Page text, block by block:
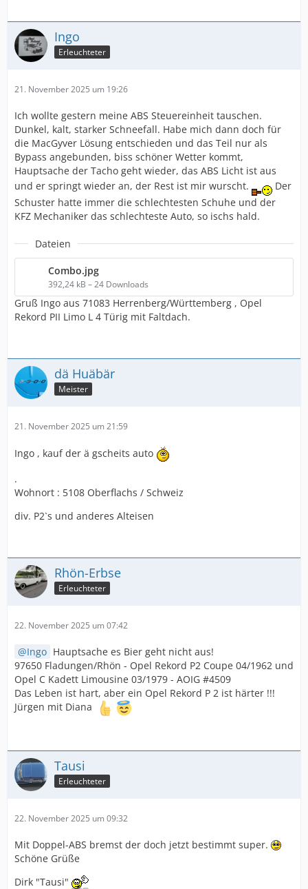
Ingo
Erleuchteter
21. November 2025 um 19:26
Ich wollte gestern meine ABS Steuereinheit tauschen.
Dunkel, kalt, starker Schneefall. Habe mich dann doch für
die MacGyver Lösung entschieden und das Teil nur als
Bypass angebunden, biss schöner Wetter kommt,
Hauptsache der Tacho geht wieder, das ABS Licht ist aus
und er springt wieder an, der Rest ist mir wurscht.
Der
Schuster hatte immer die schlechtesten Schuhe und der
KFZ Mechaniker das schlechteste Auto, so ischs hald.
Dateien
Combo.jpg
392,24 kB – 24 Downloads
Gruß Ingo aus 71083 Herrenberg/Württemberg , Opel
Rekord PII Limo L 4 Türig mit Faltdach.
dä Huäbär
Meister
21. November 2025 um 21:59
Ingo , kauf der ä gscheits auto
.
Wohnort : 5108 Oberflachs / Schweiz
div. P2`s und anderes Alteisen
Rhön-Erbse
Erleuchteter
22. November 2025 um 07:42
Ingo Hauptsache es Bier geht nicht aus!
97650 Fladungen/Rhön - Opel Rekord P2 Coupe 04/1962 und
Opel C Kadett Limousine 03/1979 - AOIG #4509
Das Leben ist hart, aber ein Opel Rekord P 2 ist härter !!!
Jürgen mit Diana
Tausi
Erleuchteter
22. November 2025 um 09:32
Mit Doppel-ABS bremst der doch jetzt bestimmt super.
Schöne Grüße
Dirk "Tausi"